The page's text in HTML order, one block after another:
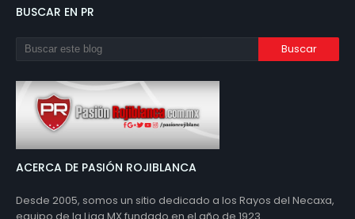
BUSCAR EN PR
ACERCA DE PASIÓN ROJIBLANCA
Desde 2005, somos un sitio dedicado a los Rayos del Necaxa,